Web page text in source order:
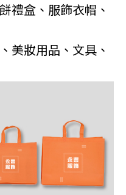
禮盒、服飾衣帽、
美妝用品、文具、